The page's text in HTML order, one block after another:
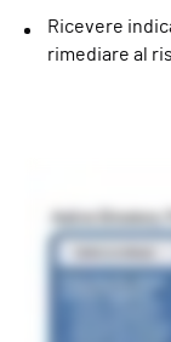
Ricevere
rimediare al